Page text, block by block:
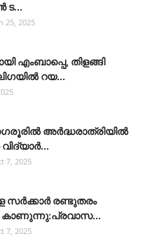
ട...
25, 2025
എംബാപ്പെ, തിളങ്ങി
റയ...
അർദ്ധരാത്രിയിൽ
വിദ്യാർ...
7, 2025
സർക്കാർ രണ്ടുതരം
കാണുന്നു:പ്രവാസ...
7, 2025